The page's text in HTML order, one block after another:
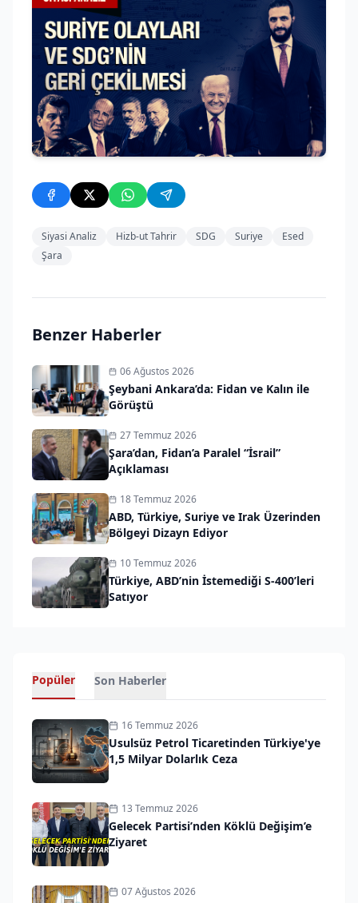
Siyasi Analiz Hizb-ut Tahrir SDG Suriye
Esed
Şara
Benzer Haberler
06 Ağustos 2026
Şeybani Ankara’da: Fidan ve Kalın ile
Görüştü
27 Temmuz 2026
Şara’dan, Fidan’a Paralel “İsrail”
Açıklaması
18 Temmuz 2026
ABD, Türkiye, Suriye ve Irak Üzerinden
Bölgeyi Dizayn Ediyor
10 Temmuz 2026
Türkiye, ABD’nin İstemediği S-400’leri
Satıyor
Popüler Son Haberler
16 Temmuz 2026
Usulsüz Petrol Ticaretinden Türkiye'ye
1,5 Milyar Dolarlık Ceza
13 Temmuz 2026
Gelecek Partisi’nden Köklü Değişim’e
Ziyaret
07 Ağustos 2026